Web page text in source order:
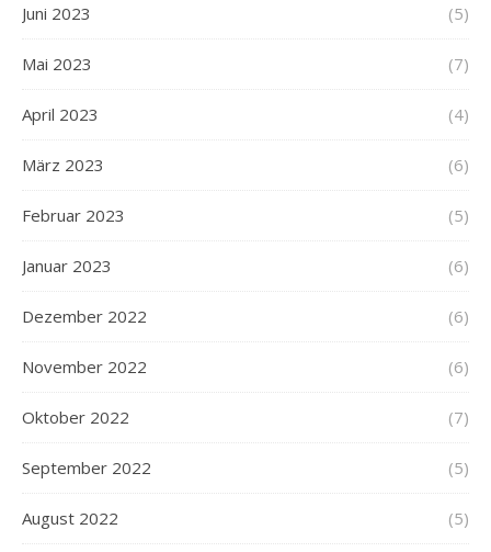
Juni 2023 (5)
Mai 2023 (7)
April 2023 (4)
März 2023 (6)
Februar 2023 (5)
Januar 2023 (6)
Dezember 2022 (6)
November 2022 (6)
Oktober 2022 (7)
September 2022 (5)
August 2022 (5)